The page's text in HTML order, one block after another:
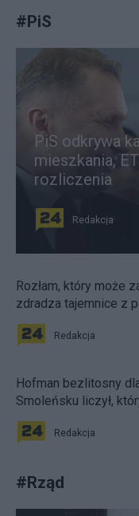
#PiS
PiS odkrywa
mieszkania,
rozliczenia
Redakcja
Rozłam, który może
zdradza tajemnice z
Redakcja
Hofman bezlitosny
Smoleńsku liczył,
Redakcja
#Rząd